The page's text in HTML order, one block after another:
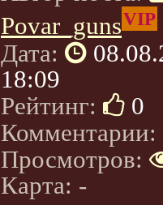
Povar_gunsVIP
Дата:
18:09
Рейтинг:
0
Комментарии:
Просмотров:
Карта: -